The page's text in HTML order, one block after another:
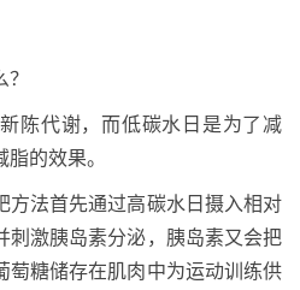
陈代谢，而低碳水日是为了减
的效果。
方法首先通过高碳水日摄入相对
刺激胰岛素分泌，胰岛素又会把
萄糖储存在肌肉中为运动训练供